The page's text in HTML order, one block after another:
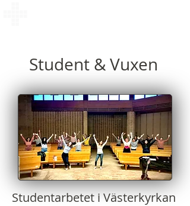
Student & Vuxen
Studentarbetet i Västerkyrkan